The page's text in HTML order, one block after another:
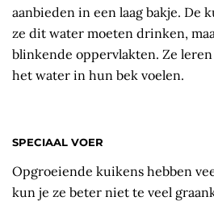
aanbieden in een laag bakje. De
ze dit water moeten drinken,
blinkende oppervlakten. Ze
het water in hun bek voelen.
SPECIAAL VOER
Opgroeiende kuikens hebben
kun je ze beter niet te veel